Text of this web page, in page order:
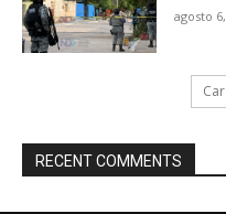
agosto
RECENT COMMENTS